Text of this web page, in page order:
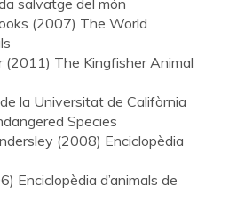
salvatge del món
(2007) The World
(2011) The Kingfisher Animal
la Universitat de Califòrnia
Species
(2008) Enciclopèdia
Enciclopèdia d’animals de